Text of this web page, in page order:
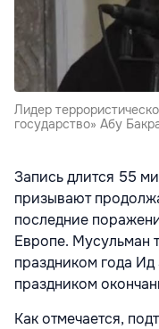
Лидер
государство» Абу
Запись длится 55
призывают
последние
Европе. Мусульман
праздником года
праздником
Как отмечается,